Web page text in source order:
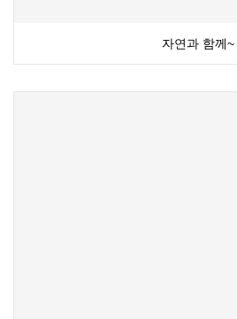
자연과 함께~